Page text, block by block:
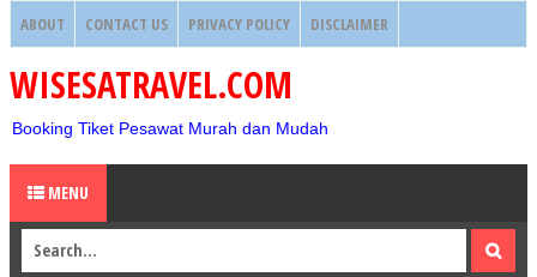
ABOUT CONTACT US PRIVACY POLICY DISCLAIMER
WISESATRAVEL.COM
Booking Tiket Pesawat Murah dan Mudah
MENU